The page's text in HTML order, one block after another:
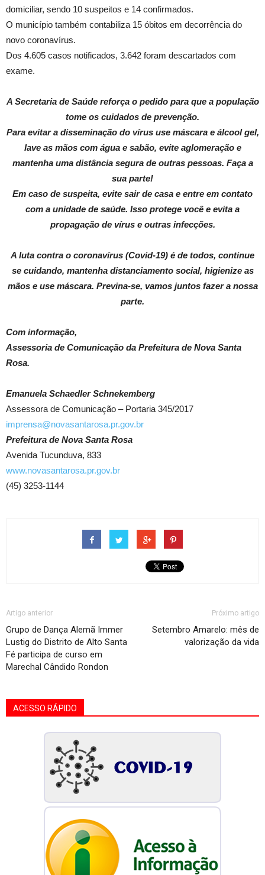
domiciliar, sendo 10 suspeitos e 14 confirmados.
O município também contabiliza 15 óbitos em decorrência do
novo coronavírus.
Dos 4.605 casos notificados, 3.642 foram descartados com
exame.
A Secretaria de Saúde reforça o pedido para que a população
tome os cuidados de prevenção.
Para evitar a disseminação do vírus use máscara e álcool gel,
lave as mãos com água e sabão, evite aglomeração e
mantenha uma distância segura de outras pessoas. Faça a
sua parte!
Em caso de suspeita, evite sair de casa e entre em contato
com a unidade de saúde. Isso protege você e evita a
propagação de vírus e outras infecções.
A luta contra o coronavírus (Covid-19) é de todos, continue
se cuidando, mantenha distanciamento social, higienize as
mãos e use máscara. Previna-se, vamos juntos fazer a nossa
parte.
Com informação,
Assessoria de Comunicação da Prefeitura de Nova Santa
Rosa.
Emanuela Schaedler Schnekemberg
Assessora de Comunicação – Portaria 345/2017
imprensa@novasantarosa.pr.gov.br
Prefeitura de Nova Santa Rosa
Avenida Tucunduva, 833
www.novasantarosa.pr.gov.br
(45) 3253-1144
Artigo anterior
Grupo de Dança Alemã Immer
Lustig do Distrito de Alto Santa
Fé participa de curso em
Marechal Cândido Rondon
Próximo artigo
Setembro Amarelo: mês de
valorização da vida
ACESSO RÁPIDO